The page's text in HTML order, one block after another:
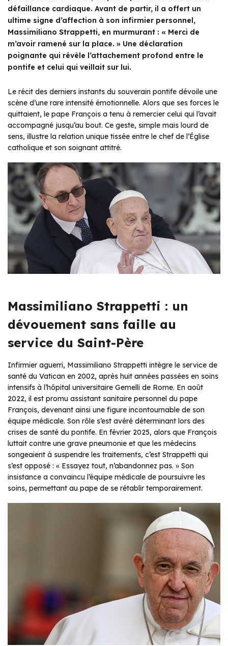
défaillance cardiaque. Avant de partir, il a offert un
ultime signe d’affection à son infirmier personnel,
Massimiliano Strappetti, en murmurant : « Merci de
m’avoir ramené sur la place. » Une déclaration
poignante qui révèle l’attachement profond entre le
pontife et celui qui veillait sur lui.
Le récit des derniers instants du souverain pontife dévoile une
scène d’une rare intensité émotionnelle. Alors que ses forces le
quittaient, le pape François a tenu à remercier celui qui l’avait
accompagné jusqu’au bout. Ce geste, simple mais lourd de
sens, illustre la relation unique tissée entre le chef de l’Église
catholique et son soignant attitré.
Massimiliano Strappetti : un
dévouement sans faille au
service du Saint-Père
Infirmier aguerri, Massimiliano Strappetti intègre le service de
santé du Vatican en 2002, après huit années passées en soins
intensifs à l’hôpital universitaire Gemelli de Rome. En août
2022, il est promu assistant sanitaire personnel du pape
François, devenant ainsi une figure incontournable de son
équipe médicale. Son rôle s’est avéré déterminant lors des
crises de santé du pontife. En février 2025, alors que François
luttait contre une grave pneumonie et que les médecins
songeaient à suspendre les traitements, c’est Strappetti qui
s’est opposé : « Essayez tout, n’abandonnez pas. » Son
insistance a convaincu l’équipe médicale de poursuivre les
soins, permettant au pape de se rétablir temporairement.